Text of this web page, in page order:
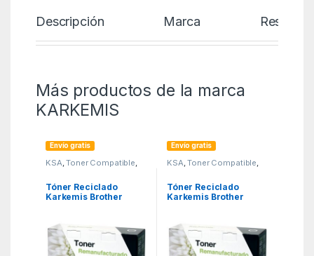
Descripción Marca Reseñas
Más productos de la marca
KARKEMIS
Envío gratis
KSA ,Toner Compatible
Toner reciclado Brother
Tóner Reciclado
Karkemis Brother
Envío gratis
KSA ,Toner Compatible
Toner reciclado Brother
Tóner Reciclado
Karkemis Brother